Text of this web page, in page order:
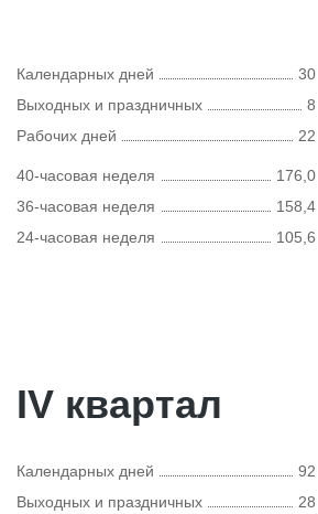
Календарных дней
30
Выходных и праздничных
8
Рабочих дней
22
40-часовая неделя
176,0
36-часовая неделя
158,4
24-часовая неделя
105,6
IV квартал
Календарных дней
92
Выходных и праздничных
28